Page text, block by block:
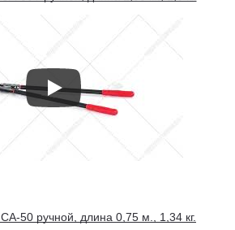
50 ручной, длина 0,75 м., 1,34 кг.